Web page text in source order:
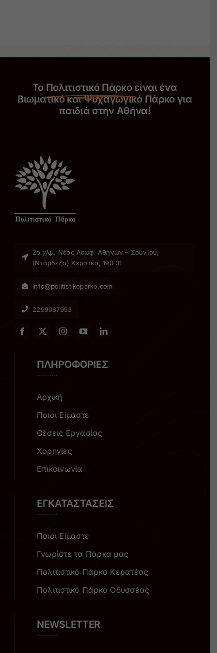
Το Πολιτιστικό Πάρκο είναι ένα
Βιωματικό και Ψυχαγωγικό Πάρκο για
παιδιά στην Αθήνα!
2ο χλµ. Νέας Λεωφ. Αθηνών – Σουνίου,
(Ντάρδεζα) Κερατέα, 190 01
info@politistikoparko.com
2299067953
ΠΛΗΡΟΦΟΡΙΕΣ
Αρχική
Ποιοι Είμαστε
Θέσεις Εργασίας
Χορηγίες
Επικοινωνία
ΕΓΚΑΤΑΣΤΑΣΕΙΣ
Ποιοι Είμαστε
Γνωρίστε τα Πάρκα μας
Πολιτιστικό Πάρκο Κερατέας
Πολιτιστικό Πάρκο Οδυσσέας
NEWSLETTER